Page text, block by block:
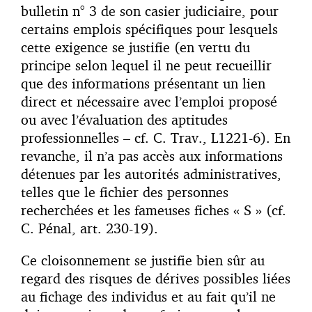
bulletin n° 3 de son casier judiciaire, pour
certains emplois spécifiques pour lesquels
cette exigence se justifie (en vertu du
principe selon lequel il ne peut recueillir
que des informations présentant un lien
direct et nécessaire avec l’emploi proposé
ou avec l’évaluation des aptitudes
professionnelles – cf. C. Trav., L1221-6). En
revanche, il n’a pas accès aux informations
détenues par les autorités administratives,
telles que le fichier des personnes
recherchées et les fameuses fiches « S » (cf.
C. Pénal, art. 230-19).
Ce cloisonnement se justifie bien sûr au
regard des risques de dérives possibles liées
au fichage des individus et au fait qu’il ne